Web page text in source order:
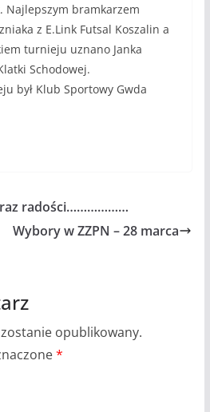
Najlepszym bramkarzem
z E.Link Futsal Koszalin a
turnieju uznano Janka
Schodowej.
był Klub Sportowy Gwda
radości………………
Wybory w ZZPN – 28 marca
opublikowany.
*